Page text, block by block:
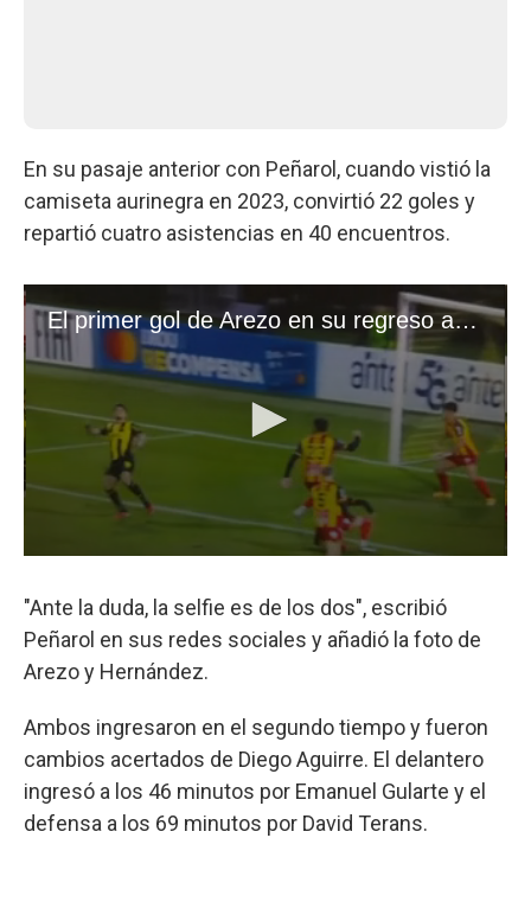
En su pasaje anterior con Peñarol, cuando vistió la
camiseta aurinegra en 2023, convirtió 22 goles y
repartió cuatro asistencias en 40 encuentros.
"Ante la duda, la selfie es de los dos", escribió
Peñarol en sus redes sociales y añadió la foto de
Arezo y Hernández.
Ambos ingresaron en el segundo tiempo y fueron
cambios acertados de Diego Aguirre. El delantero
ingresó a los 46 minutos por Emanuel Gularte y el
defensa a los 69 minutos por David Terans.